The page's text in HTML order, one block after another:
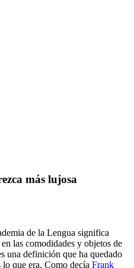
más lujosa
de la Lengua significa
las comodidades y objetos de
una definición que ha quedado
lo que era. Como decía Frank